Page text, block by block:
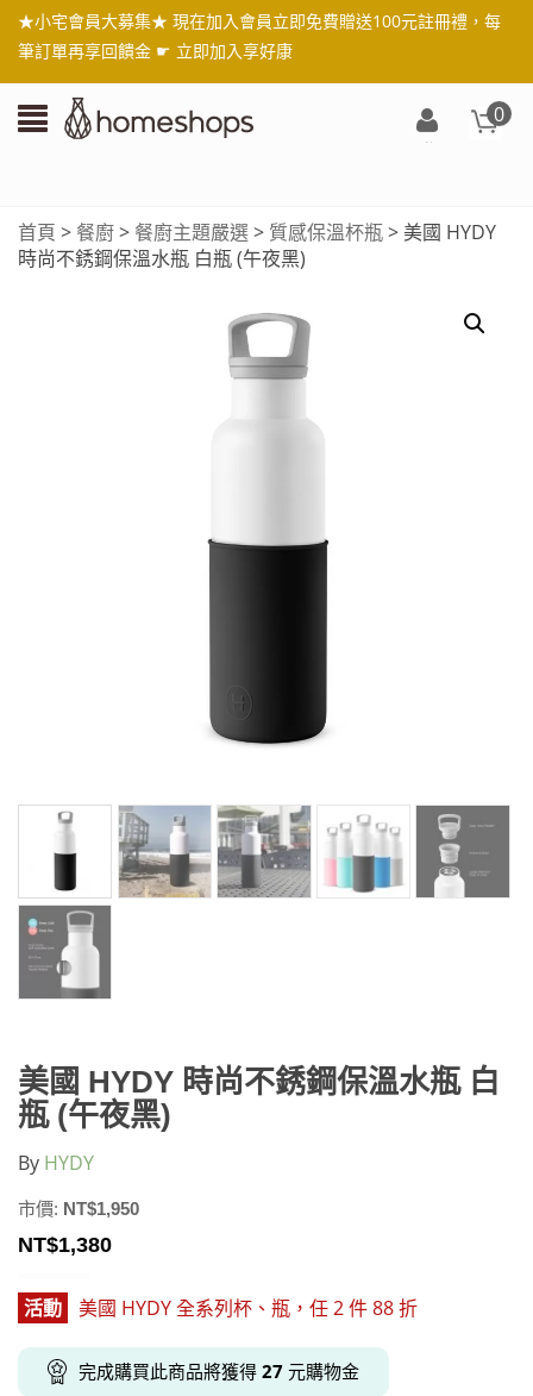
★小宅會員大募集★ 現在加入會員立即免費贈送100元註冊禮，每
筆訂單再享回饋金 ☛ 立即加入享好康
0
冊
首頁 > 餐廚> 餐廚主題嚴選> 質感保溫杯瓶> 美國 HYDY
時尚不銹鋼保溫水瓶 白瓶 (午夜黑)
美國 HYDY 時尚不銹鋼保溫水瓶 白
瓶 (午夜黑)
By HYDY
市價: NT$1,950
NT$1,380
活動 美國 HYDY 全系列杯、瓶，任 2 件 88 折
完成購買此商品將獲得 27 元購物金